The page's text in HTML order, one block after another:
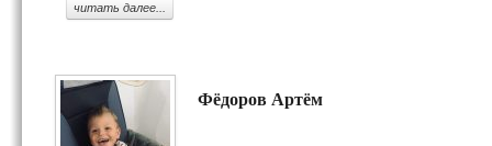
читать далее...
Фёдоров Артём